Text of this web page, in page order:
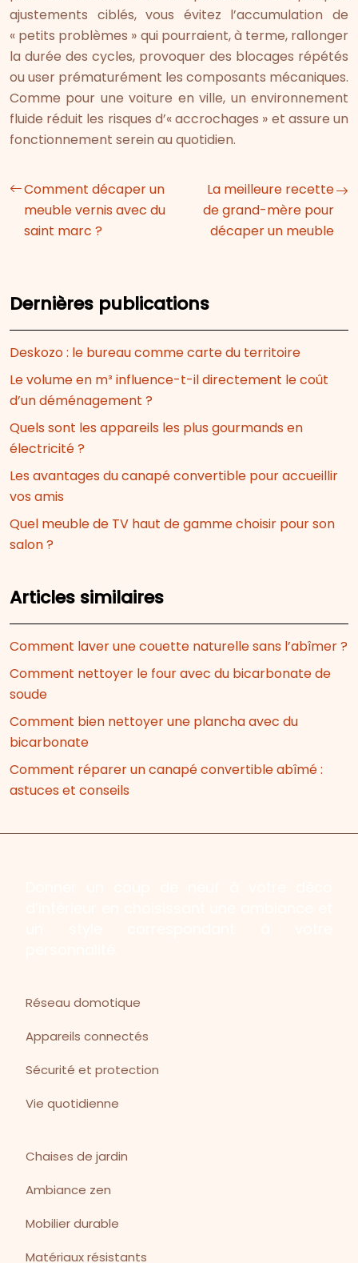
ajustements ciblés, vous évitez l’accumulation de
« petits problèmes » qui pourraient, à terme, rallonger
la durée des cycles, provoquer des blocages répétés
ou user prématurément les composants mécaniques.
Comme pour une voiture en ville, un environnement
fluide réduit les risques d’« accrochages » et assure un
fonctionnement serein au quotidien.
Comment décaper un
meuble vernis avec du
saint marc ?
La meilleure recette
de grand-mère pour
décaper un meuble
Dernières publications
Deskozo : le bureau comme carte du territoire
Le volume en m³ influence-t-il directement le coût
d’un déménagement ?
Quels sont les appareils les plus gourmands en
électricité ?
Les avantages du canapé convertible pour accueillir
vos amis
Quel meuble de TV haut de gamme choisir pour son
salon ?
Articles similaires
Comment laver une couette naturelle sans l’abîmer ?
Comment nettoyer le four avec du bicarbonate de
soude
Comment bien nettoyer une plancha avec du
bicarbonate
Comment réparer un canapé convertible abîmé :
astuces et conseils
Réseau domotique
Appareils connectés
Sécurité et protection
Vie quotidienne
Chaises de jardin
Ambiance zen
Mobilier durable
Matériaux résistants